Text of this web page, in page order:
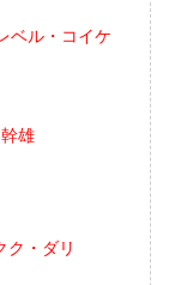
ベル・コイケ
雄
ク・ダリ